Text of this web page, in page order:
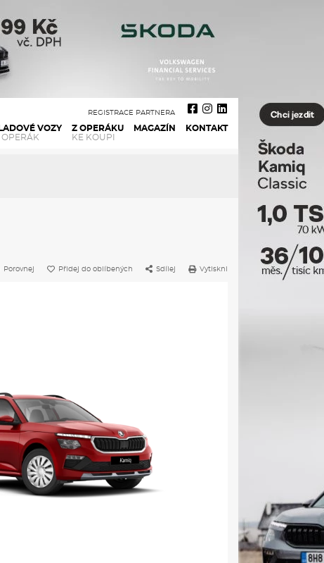
VOZY
OPERÁK
Z OPERÁKU
KE KOUPI
MAGAZÍN KONTAKT
REGISTRACE PARTNERA
Porovnej Přidej do oblíbených Sdílej Vytiskni